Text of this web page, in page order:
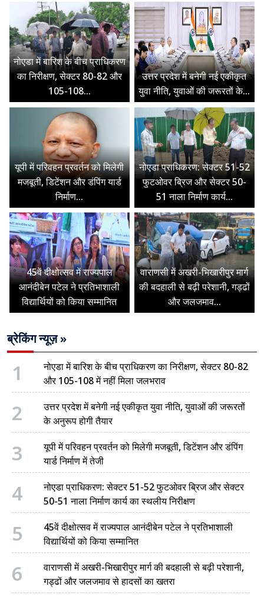
नोएडा में बारिश के बीच प्राधिकरण
का निरीक्षण, सेक्टर 80-82 और
105-108...
उत्तर प्रदेश में बनेगी नई एकीकृत
युवा नीति, युवाओं की जरूरतों के...
यूपी में परिवहन प्रवर्तन को मिलेगी
मजबूती, डिटेंशन और डंपिंग यार्ड
निर्माण...
नोएडा प्राधिकरण: सेक्टर 51-52
फुटओवर ब्रिज और सेक्टर 50-
51 नाला निर्माण कार्य...
45वें दीक्षोत्सव में राज्यपाल
आनंदीबेन पटेल ने प्रतिभाशाली
विद्यार्थियों को किया सम्मानित
वाराणसी में अखरी-भिखारीपुर मार्ग
की बदहाली से बढ़ी परेशानी, गड्ढों
और जलजमाव...
ब्रेकिंग न्यूज़ »
1
नोएडा में बारिश के बीच प्राधिकरण का निरीक्षण, सेक्टर 80-82
और 105-108 में नहीं मिला जलभराव
2
उत्तर प्रदेश में बनेगी नई एकीकृत युवा नीति, युवाओं की जरूरतों
के अनुरूप होगी तैयार
3
यूपी में परिवहन प्रवर्तन को मिलेगी मजबूती, डिटेंशन और डंपिंग
यार्ड निर्माण में तेजी
4
नोएडा प्राधिकरण: सेक्टर 51-52 फुटओवर ब्रिज और सेक्टर
50-51 नाला निर्माण कार्य का स्थलीय निरीक्षण
5
45वें दीक्षोत्सव में राज्यपाल आनंदीबेन पटेल ने प्रतिभाशाली
विद्यार्थियों को किया सम्मानित
6
वाराणसी में अखरी-भिखारीपुर मार्ग की बदहाली से बढ़ी परेशानी,
गड्ढों और जलजमाव से हादसों का खतरा